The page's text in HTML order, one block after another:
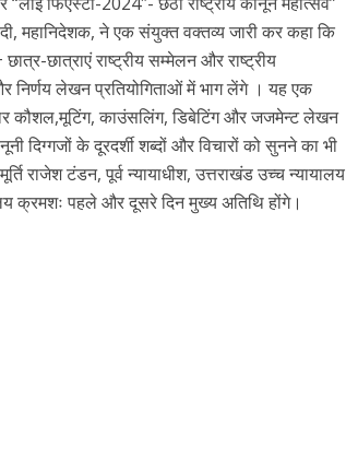
महानिदेशक, ने एक संयुक्त वक्तव्य जारी कर कहा कि
छात्राएं राष्ट्रीय सम्मेलन और राष्ट्रीय
निर्णय लेखन प्रतियोगिताओं में भाग लेंगे । यह एक
कौशल,मूटिंग, काउंसलिंग, डिबेटिंग और जजमेन्ट लेखन
दिग्गजों के दूरदर्शी शब्दों और विचारों को सुनने का भी
राजेश टंडन, पूर्व न्यायाधीश, उत्तराखंड उच्च न्यायालय
क्रमशः पहले और दूसरे दिन मुख्य अतिथि होंगे।